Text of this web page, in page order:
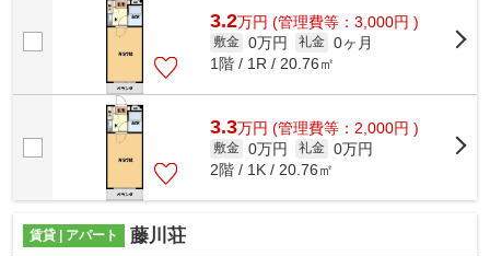
3.2万円 (管理費等：3,000円 )
敷金 0万円 礼金 0ヶ月
1階 / 1R / 20.76㎡
3.3万円 (管理費等：2,000円 )
敷金 0万円 礼金 0万円
2階 / 1K / 20.76㎡
賃貸 | アパート 藤川荘